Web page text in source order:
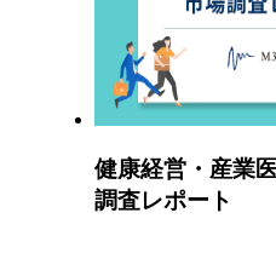
健康経営・産業
調査レポート